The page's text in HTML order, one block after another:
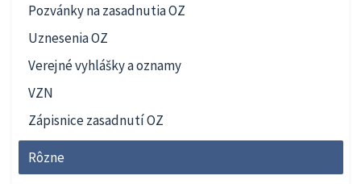
Pozvánky na zasadnutia OZ
Uznesenia OZ
Verejné vyhlášky a oznamy
VZN
Zápisnice zasadnutí OZ
Rôzne